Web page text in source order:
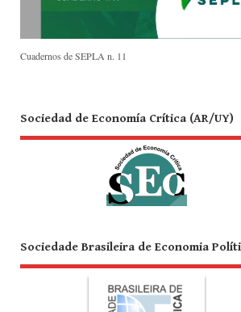
Cuadernos de SEPLA n. 11
Sociedad de Economía Crítica (AR/UY)
Sociedade Brasileira de Economia